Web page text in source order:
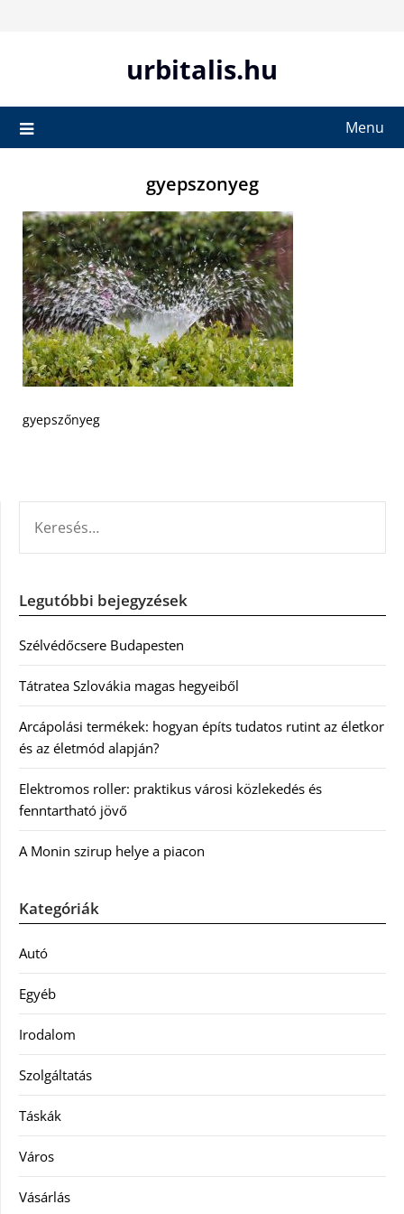
urbitalis.hu
Menu
gyepszonyeg
gyepszőnyeg
Legutóbbi bejegyzések
Szélvédőcsere Budapesten
Tátratea Szlovákia magas hegyeiből
Arcápolási termékek: hogyan építs tudatos rutint az életkor
és az életmód alapján?
Elektromos roller: praktikus városi közlekedés és
fenntartható jövő
A Monin szirup helye a piacon
Kategóriák
Autó
Egyéb
Irodalom
Szolgáltatás
Táskák
Város
Vásárlás